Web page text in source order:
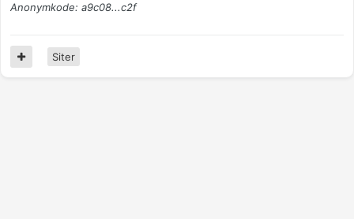
Anonymkode: a9c08...c2f
Siter